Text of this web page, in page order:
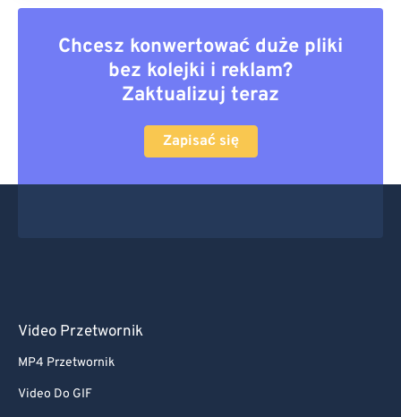
Chcesz konwertować duże pliki
bez kolejki i reklam?
Zaktualizuj teraz
Zapisać się
Video Przetwornik
MP4 Przetwornik
Video Do GIF